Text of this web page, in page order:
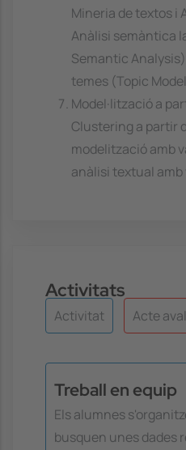
Mineria de textos i
Anàlisi semàntica
Semantic
temes (Topic
Model·lització a
Clustering a partir
modelització amb
anàlisi textual
Activitats
Activitat Acte
Treball en equip
Els alumnes
busquen unes dades